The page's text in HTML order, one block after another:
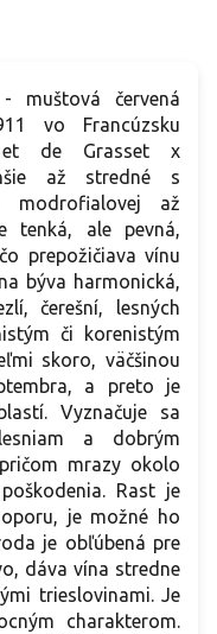
muštová červená
vo Francúzsku
et de Grasset x
až stredné s
modrofialovej až
tenká, ale pevná,
prepožičiava vínu
býva harmonická,
čerešní, lesných
či korenistým
skoro, väčšinou
a preto je
Vyznačuje sa
a dobrým
mrazy okolo
Rast je
je možné ho
je obľúbená pre
dáva vína stredne
trieslovinami. Je
charakterom.